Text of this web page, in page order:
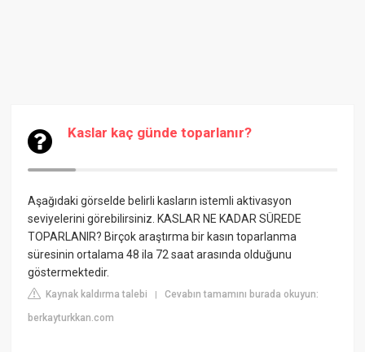
Kaslar kaç günde toparlanır?
Aşağıdaki görselde belirli kasların istemli aktivasyon
seviyelerini görebilirsiniz. KASLAR NE KADAR SÜREDE
TOPARLANIR? Birçok araştırma bir kasın toparlanma
süresinin ortalama 48 ila 72 saat arasında olduğunu
göstermektedir.
Kaynak kaldırma talebi |Cevabın tamamını burada okuyun:
berkayturkkan.com